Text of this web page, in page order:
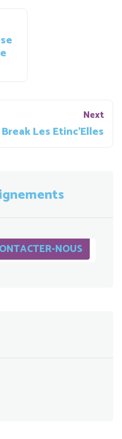
Next
Break Les Etinc’Elles
NOUS